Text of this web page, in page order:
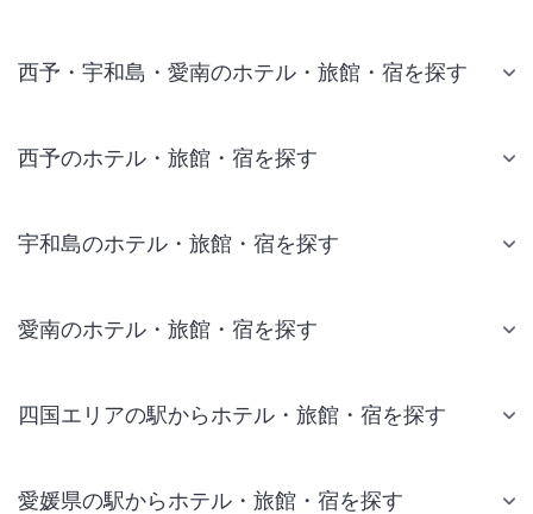
西予・宇和島・愛南のホテル・旅館・宿を探す
西予のホテル・旅館・宿を探す
宇和島のホテル・旅館・宿を探す
愛南のホテル・旅館・宿を探す
四国エリアの駅からホテル・旅館・宿を探す
愛媛県の駅からホテル・旅館・宿を探す